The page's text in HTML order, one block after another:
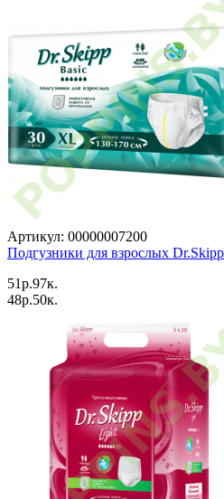
Артикул: 00000007200
Подгузники для взрослых
51p.97к.
48p.50к.